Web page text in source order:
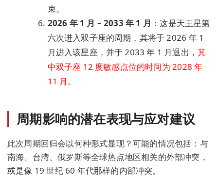
束。
2026 年 1 月 – 2033 年 1 月 ：这是天王星第
六次进入双子座的周期，其将于 2026 年 1
月进入该星座，并于 2033 年 1 月退出，其
中双子座 12 度敏感点位的时间为 2028 年
11 月。
周期影响的潜在表现与应对建议
此次周期回归会以何种形式显现？可能的情况包括：与
南海、台湾、俄罗斯等全球热点地区相关的外部冲突，
或是像 19 世纪 60 年代那样的内部冲突。